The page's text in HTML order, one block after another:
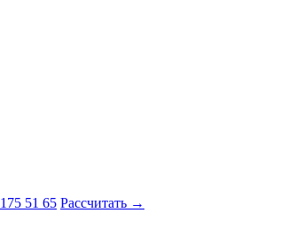
51 65 Рассчитать →